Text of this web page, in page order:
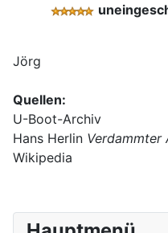
Jörg
Quellen:
U-Boot-Archiv
Hans Herlin Verdammter
Wikipedia